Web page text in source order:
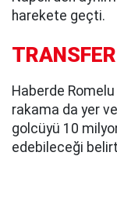
harekete geçti.
Haberde
rakama da yer
golcüyü 10
edebileceği